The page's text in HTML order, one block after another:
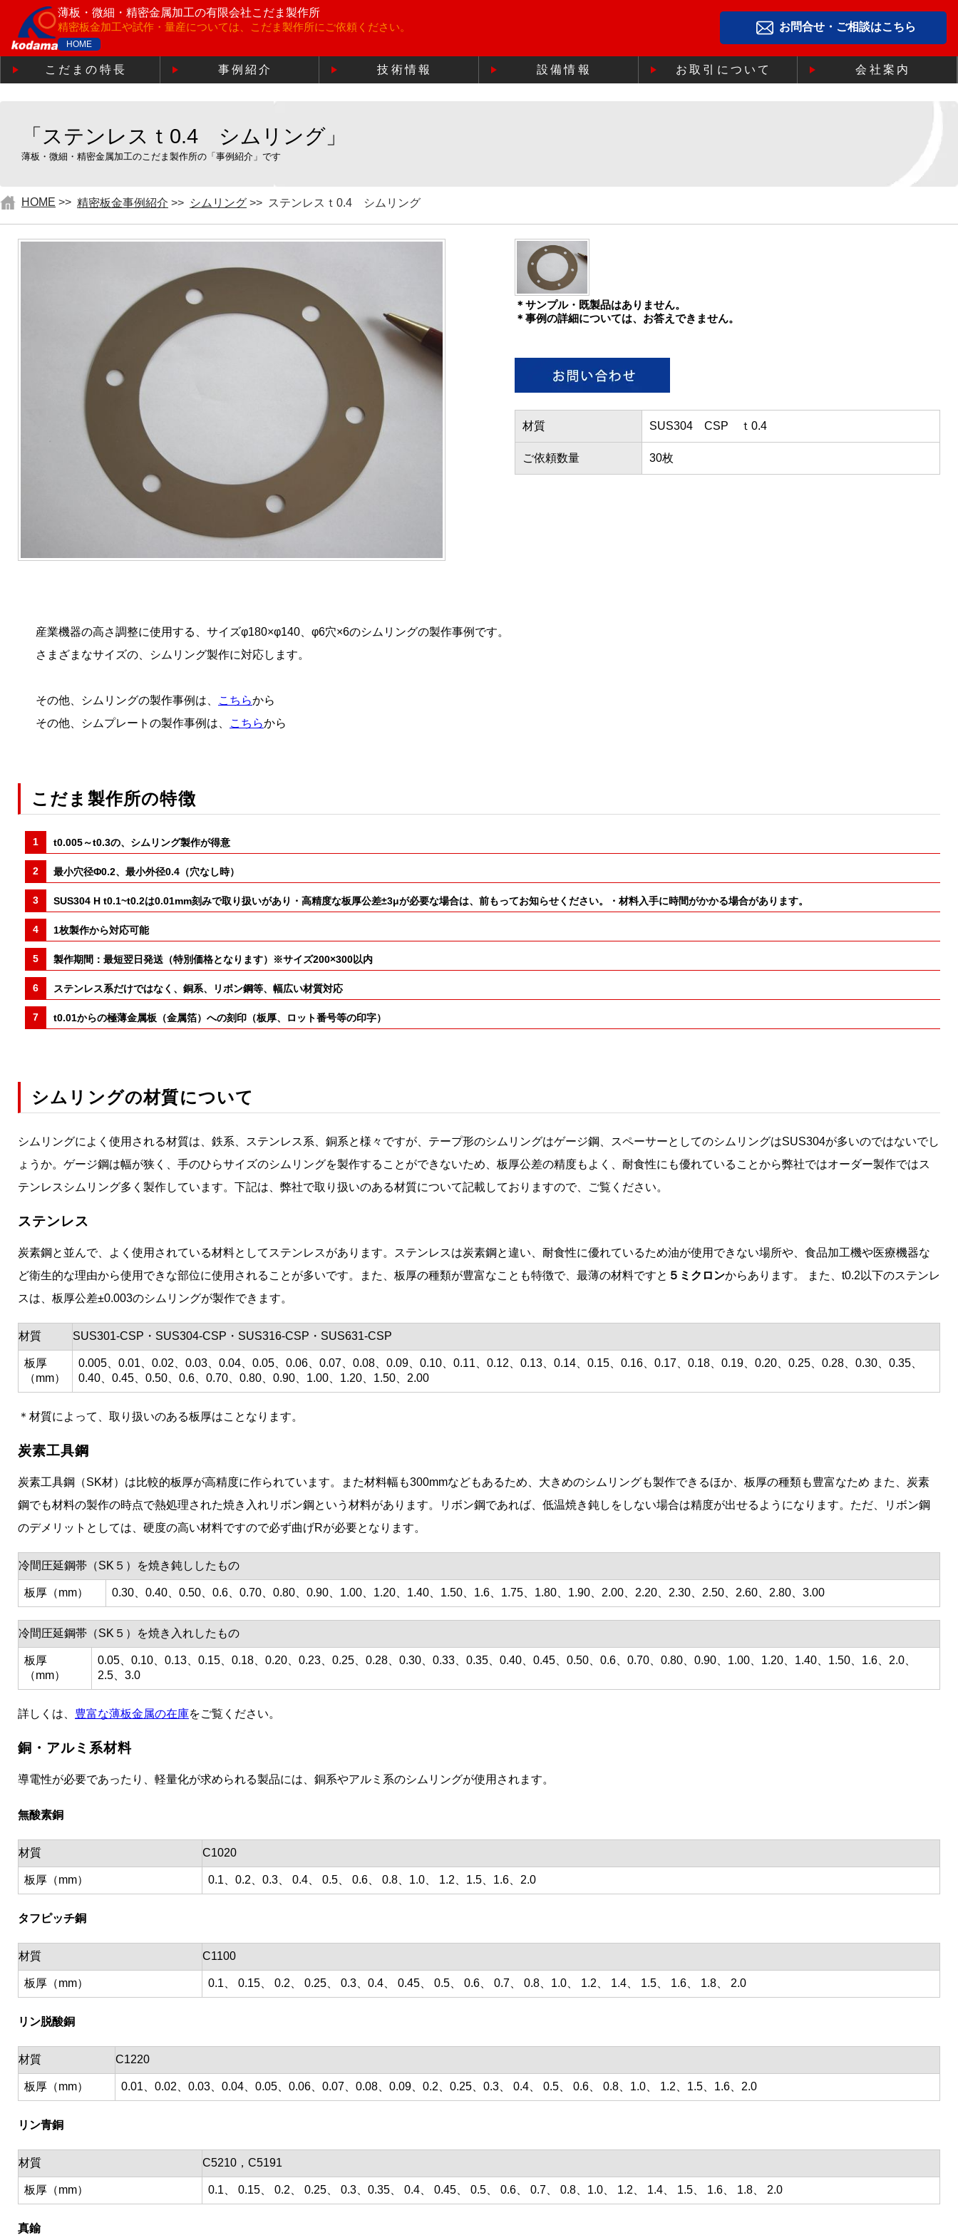
薄板・微細・精密金属加工の有限会社こだま製作所
精密板金加工や試作・量産については、こだま製作所にご依頼ください。
HOME
お問合せ・ご相談はこちら
こだまの特長 事例紹介 技術情報 設備情報 お取引について 会社案内
「ステンレスｔ0.4 シムリング」
薄板・微細・精密金属加工のこだま製作所の「事例紹介」です
HOME >> 精密板金事例紹介 >> シムリング >> ステンレスｔ0.4 シムリング
＊サンプル・既製品はありません。
＊事例の詳細については、お答えできません。
材質 SUS304 CSP ｔ0.4
ご依頼数量 30枚
産業機器の高さ調整に使用する、サイズφ180×φ140、φ6穴×6のシムリングの製作事例です。
さまざまなサイズの、シムリング製作に対応します。
その他、シムリングの製作事例は、 こちらから
その他、シムプレートの製作事例は、
こちらから
こだま製作所の特徴
t0.005～t0.3の、シムリング製作が得意
最小穴径Φ0.2、最小外径0.4（穴なし時）
SUS304 H t0.1~t0.2は0.01mm刻みで取り扱いがあり・高精度な板厚公差±3μが必要な場合は、前もってお知らせください。・材料入手に時間がかかる場合があります。
1枚製作から対応可能
製作期間：最短翌日発送（特別価格となります）※サイズ200×300以内
ステンレス系だけではなく、銅系、リボン鋼等、幅広い材質対応
t0.01からの極薄金属板（金属箔）への刻印（板厚、ロット番号等の印字）
シムリングの材質について
シムリングによく使用される材質は、鉄系、ステンレス系、銅系と様々ですが、テープ形のシムリングはゲージ鋼、スペーサーとしてのシムリングはSUS304が多いのではないでし
ょうか。ゲージ鋼は幅が狭く、手のひらサイズのシムリングを製作することができないため、板厚公差の精度もよく、耐食性にも優れていることから弊社ではオーダー製作ではス
テンレスシムリング多く製作しています。下記は、弊社で取り扱いのある材質について記載しておりますので、ご覧ください。
ステンレス
炭素鋼と並んで、よく使用されている材料としてステンレスがあります。ステンレスは炭素鋼と違い、耐食性に優れているため油が使用できない場所や、食品加工機や医療機器な
ど衛生的な理由から使用できな部位に使用されることが多いです。また、板厚の種類が豊富なことも特徴で、最薄の材料ですと ５ミクロンからあります。 また、t0.2以下のステンレ
スは、板厚公差±0.003のシムリングが製作できます。
材質 SUS301-CSP・SUS304-CSP・SUS316-CSP・SUS631-CSP
板厚
（mm）
0.005、0.01、0.02、0.03、0.04、0.05、0.06、0.07、0.08、0.09、0.10、0.11、0.12、0.13、0.14、0.15、0.16、0.17、0.18、0.19、0.20、0.25、0.28、0.30、0.35、
0.40、0.45、0.50、0.6、0.70、0.80、0.90、1.00、1.20、1.50、2.00
＊材質によって、取り扱いのある板厚はことなります。
炭素工具鋼
炭素工具鋼（SK材）は比較的板厚が高精度に作られています。また材料幅も300mmなどもあるため、大きめのシムリングも製作できるほか、板厚の種類も豊富なため また、炭素
鋼でも材料の製作の時点で熱処理された焼き入れリボン鋼という材料があります。リボン鋼であれば、低温焼き鈍しをしない場合は精度が出せるようになります。ただ、リボン鋼
のデメリットとしては、硬度の高い材料ですので必ず曲げRが必要となります。
冷間圧延鋼帯（SK５）を焼き鈍ししたもの
板厚（mm） 0.30、0.40、0.50、0.6、0.70、0.80、0.90、1.00、1.20、1.40、1.50、1.6、1.75、1.80、1.90、2.00、2.20、2.30、2.50、2.60、2.80、3.00
冷間圧延鋼帯（SK５）を焼き入れしたもの
板厚
（mm）
0.05、0.10、0.13、0.15、0.18、0.20、0.23、0.25、0.28、0.30、0.33、0.35、0.40、0.45、0.50、0.6、0.70、0.80、0.90、1.00、1.20、1.40、1.50、1.6、2.0、
2.5、3.0
詳しくは、 豊富な薄板金属の在庫をご覧ください。
銅・アルミ系材料
導電性が必要であったり、軽量化が求められる製品には、銅系やアルミ系のシムリングが使用されます。
無酸素銅
材質 C1020
板厚（mm） 0.1、0.2、0.3、 0.4、 0.5、 0.6、 0.8、1.0、 1.2、1.5、1.6、2.0
タフピッチ銅
材質 C1100
板厚（mm） 0.1、 0.15、 0.2、 0.25、 0.3、0.4、 0.45、 0.5、 0.6、 0.7、 0.8、1.0、 1.2、 1.4、 1.5、 1.6、 1.8、 2.0
リン脱酸銅
材質 C1220
板厚（mm） 0.01、0.02、0.03、0.04、0.05、0.06、0.07、0.08、0.09、0.2、0.25、0.3、 0.4、 0.5、 0.6、 0.8、1.0、 1.2、1.5、1.6、2.0
リン青銅
材質 C5210，C5191
板厚（mm） 0.1、 0.15、 0.2、 0.25、 0.3、0.35、 0.4、 0.45、 0.5、 0.6、 0.7、 0.8、1.0、 1.2、 1.4、 1.5、 1.6、 1.8、 2.0
真鍮